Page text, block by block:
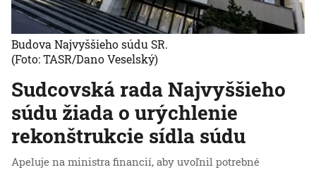
Sudcovská rada Najvyššieho
súdu žiada o urýchlenie
rekonštrukcie sídla súdu
Apeluje na ministra financií, aby uvoľnil potrebné
Budova Najvyššieho súdu SR.
(Foto: TASR/Dano Veselský)